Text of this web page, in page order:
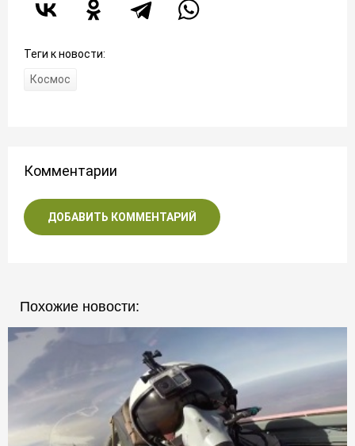
Теги к новости:
Космос
Комментарии
ДОБАВИТЬ КОММЕНТАРИЙ
Похожие новости: